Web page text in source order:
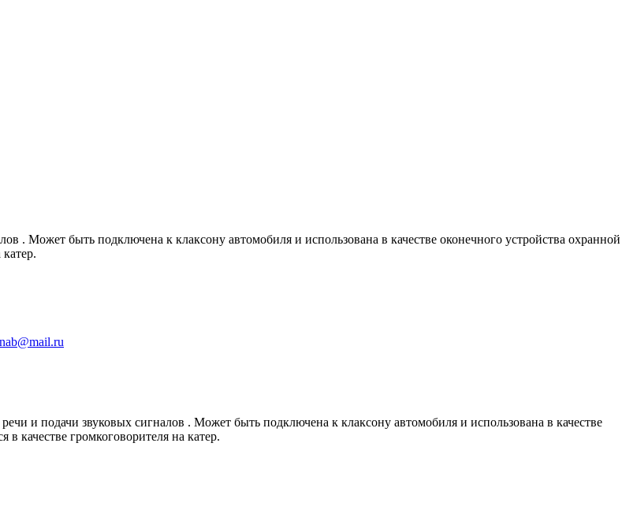
. Может быть подключена к клаксону автомобиля и использована в качестве оконечного устройства охранной
и подачи звуковых сигналов . Может быть подключена к клаксону автомобиля и использована в качестве
качестве громкоговорителя на катер.